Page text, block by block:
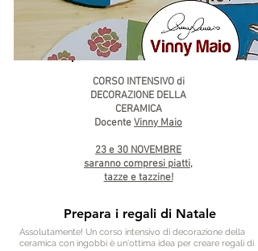
CORSO INTENSIVO di
DECORAZIONE DELLA
CERAMICA
DocenteVinny Maio
23 e 30 NOVEMBRE
saranno compresi piatti,
tazze e tazzine!
Prepara i regali di Natale
Assolutamente! Un corso intensivo di decorazione della
ceramica con ingobbi è un'ottima idea per creare regali di